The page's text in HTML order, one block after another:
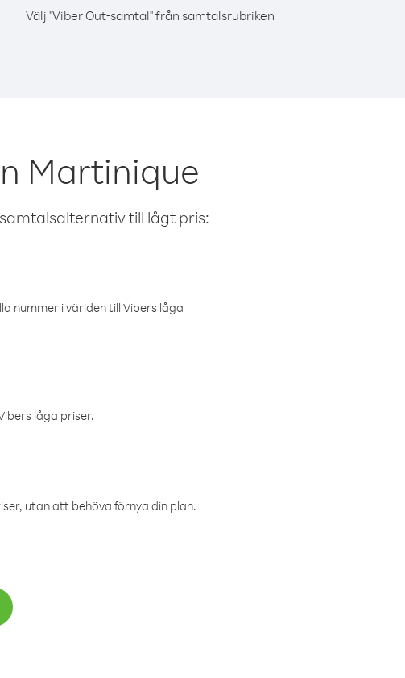
Välj "Viber Out-samtal" från samtalsrubriken
Martinique
till lågt pris:
nummer i världen till Vibers låga
låga priser.
utan att behöva förnya din plan.